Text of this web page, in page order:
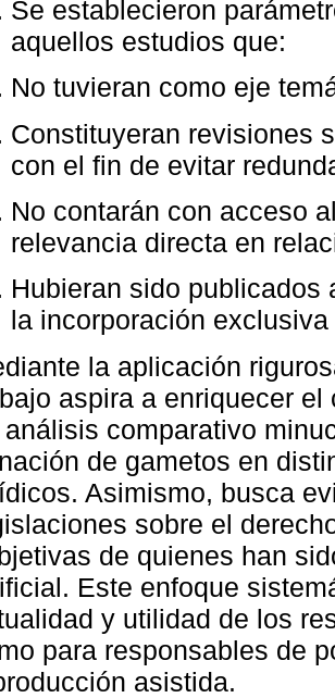
Se establecieron
aquellos estudios que:
No tuvieran como eje
Constituyeran revisiones
con el fin de evitar
No contarán con acceso
relevancia directa en
Hubieran sido publicados
la incorporación
la aplicación
aspira a enriquecer
análisis comparativo
de gametos en
Asimismo, busca
sobre el
de quienes han
Este enfoque
y utilidad de los
para responsables de
asistida.